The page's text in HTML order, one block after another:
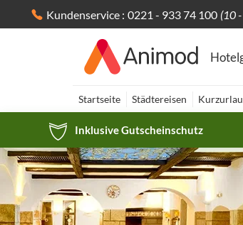
Kundenservice : 0221 - 933 74 100 (10
Startseite Städtereisen
Inklusive Gutscheinschutz